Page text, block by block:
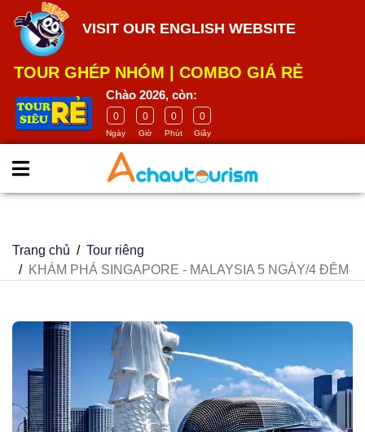
google-site-
verification=m5E2Wdh9smCITK2H8el2HbH_4GB4-
ASMCWK68H9ia_U
VISIT OUR ENGLISH WEBSITE
TOUR GHÉP NHÓM COMBO GIÁ RẺ
Chào 2026, còn:
0
Ngày
0
Giờ
0
Phút
0
Giây
Trang chủ
Tour riêng
KHÁM PHÁ SINGAPORE - MALAYSIA 5 NGÀY/4 ĐÊM